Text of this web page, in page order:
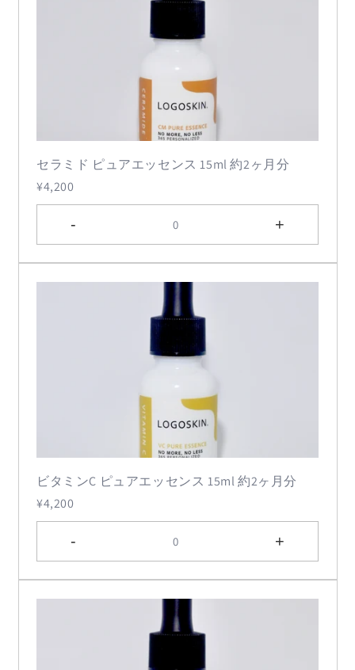
セラミド ピュアエッセンス 15ml 約2ヶ月分
¥4,200
- 0 +
ビタミンC ピュアエッセンス 15ml 約2ヶ月分
¥4,200
- 0 +